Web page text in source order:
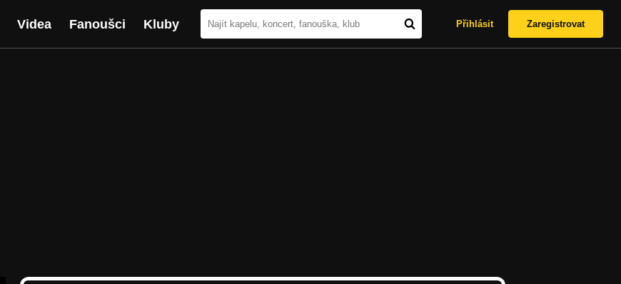
Videa Fanoušci Kluby Přihlásit Zaregistrovat